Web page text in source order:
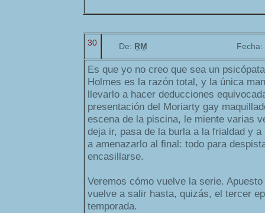
30 De: RM Fecha:
Es que yo no creo que sea un
Holmes es la razón total, y la única
llevarlo a hacer deducciones
presentación del Moriarty gay
escena de la piscina, le miente varias
deja ir, pasa de la burla a la frialdad y
a amenazarlo al final: todo para
encasillarse.
Veremos cómo vuelve la serie.
vuelve a salir hasta, quizás, el tercer
temporada.